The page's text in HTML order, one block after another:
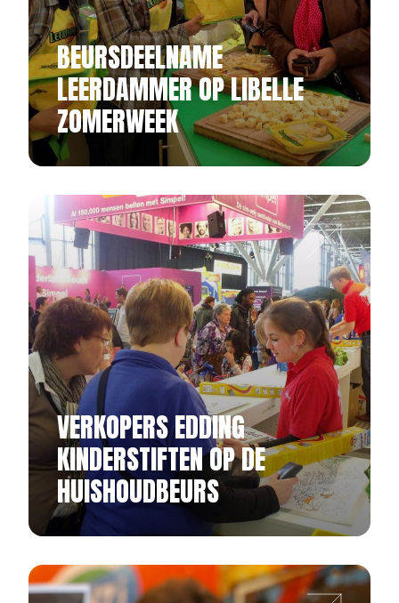
BEURSDEELNAME
LEERDAMMER OP LIBELLE
ZOMERWEEK
VERKOPERS EDDING
KINDERSTIFTEN OP DE
HUISHOUDBEURS